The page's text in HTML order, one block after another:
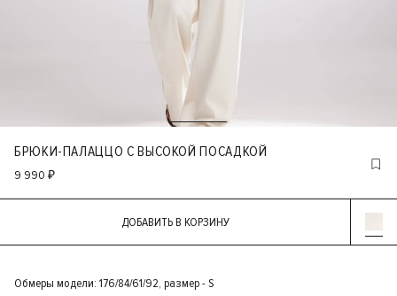
БРЮКИ-ПАЛАЦЦО С ВЫСОКОЙ ПОСАДКОЙ
9 990 ₽
ДОБАВИТЬ В КОРЗИНУ
Обмеры модели: 176/84/61/92, размер - S